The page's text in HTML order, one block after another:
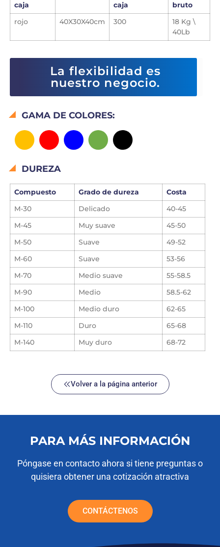
caja
caja
bruto
rojo
40X30X40cm 300
18 Kg \
40Lb
La flexibilidad es
nuestro negocio.
GAMA DE COLORES:
DUREZA
Compuesto Grado de dureza
Costa
M-30
Delicado
40-45
M-45
Muy suave
45-50
M-50
Suave
49-52
M-60
Suave
53-56
M-70
Medio suave
55-58.5
M-90
Medio
58.5-62
M-100
Medio duro
62-65
M-110
Duro
65-68
M-140
Muy duro 68-72
Volver a la página anterior
PARA MÁS INFORMACIÓN
Póngase en contacto ahora si tiene preguntas o
quisiera obtener una cotización atractiva
CONTÁCTENOS